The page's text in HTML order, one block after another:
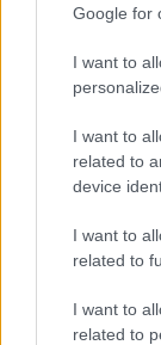
Google for
I want to
I want to
related to
device
I want to
related to
I want to
related to